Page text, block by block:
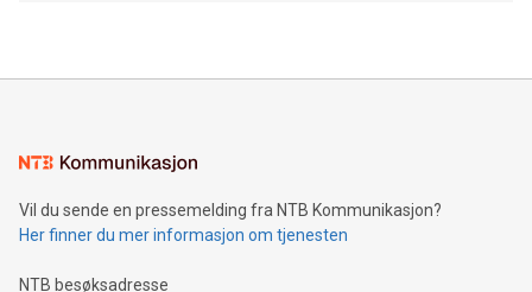
Vil du sende en pressemelding fra NTB Kommunikasjon?
Her finner du mer informasjon om tjenesten
NTB besøksadresse